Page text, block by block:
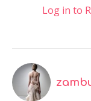
Log in to